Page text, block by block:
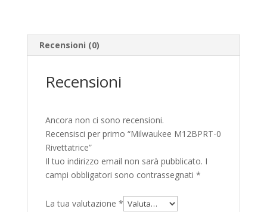
Recensioni (0)
Recensioni
Ancora non ci sono recensioni.
Recensisci per primo “Milwaukee M12BPRT-0
Rivettatrice”
Il tuo indirizzo email non sarà pubblicato. I
campi obbligatori sono contrassegnati *
La tua valutazione *